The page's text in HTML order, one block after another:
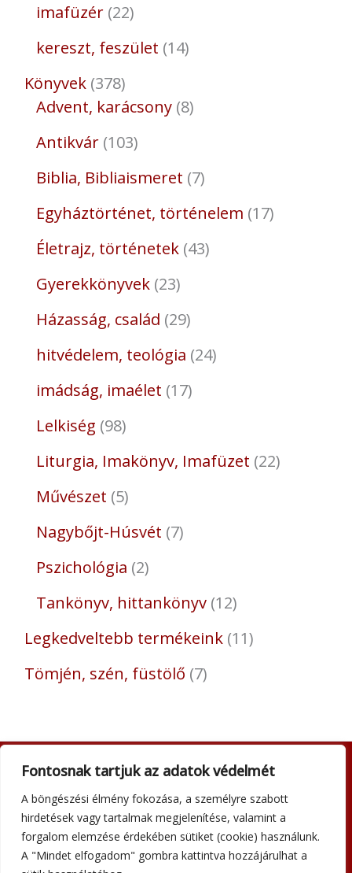
Fontosnak tartjuk az adatok védelmét
A böngészési élmény fokozása, a személyre szabott
hirdetések vagy tartalmak megjelenítése, valamint a
forgalom elemzése érdekében sütiket (cookie) használunk.
A "Mindet elfogadom" gombra kattintva hozzájárulhat a
imafüzér 22
kereszt, feszület 14
Könyvek 378
Advent, karácsony 8
Antikvár 103
Biblia, Bibliaismeret 7
Egyháztörténet, történelem 17
Életrajz, történetek 43
Gyerekkönyvek 23
Házasság, család 29
hitvédelem, teológia 24
imádság, imaélet 17
Lelkiség 98
Liturgia, Imakönyv, Imafüzet 22
Művészet 5
Nagybőjt-Húsvét 7
Pszichológia 2
Tankönyv, hittankönyv 12
Legkedveltebb termékeink 11
Tömjén, szén, füstölő 7
Adatkezelési tájékoztató
Általános szerződési feltételek
Impresszum
Szállítási információk